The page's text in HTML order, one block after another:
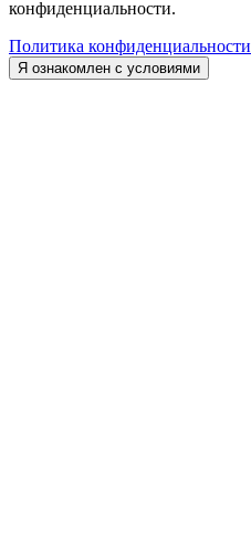
конфиденциальности.
Политика конфиденциальности
Я ознакомлен с условиями